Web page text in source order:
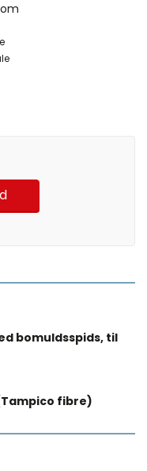
bomuldsspids, til
fibre)